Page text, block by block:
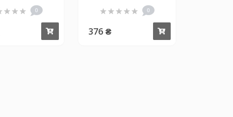
0 0
376 ₴